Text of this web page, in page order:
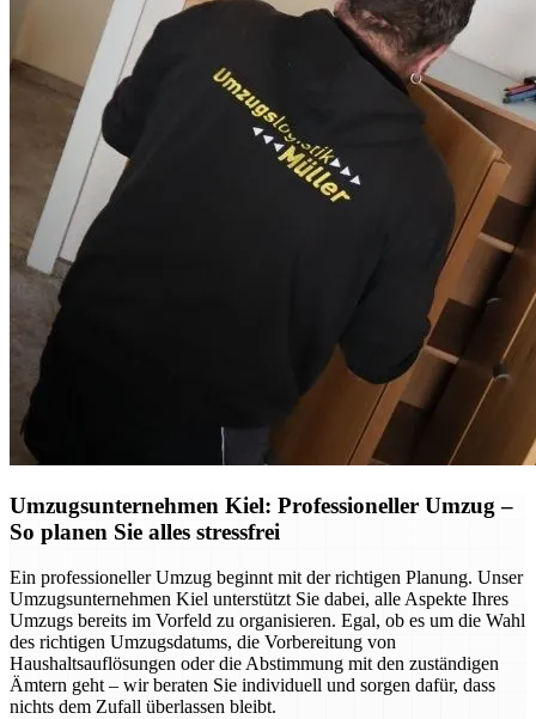
Umzugsunternehmen Kiel: Professioneller Umzug –
So planen Sie alles stressfrei
Ein professioneller Umzug beginnt mit der richtigen Planung. Unser
Umzugsunternehmen Kiel unterstützt Sie dabei, alle Aspekte Ihres
Umzugs bereits im Vorfeld zu organisieren. Egal, ob es um die Wahl
des richtigen Umzugsdatums, die Vorbereitung von
Haushaltsauflösungen oder die Abstimmung mit den zuständigen
Ämtern geht – wir beraten Sie individuell und sorgen dafür, dass
nichts dem Zufall überlassen bleibt.